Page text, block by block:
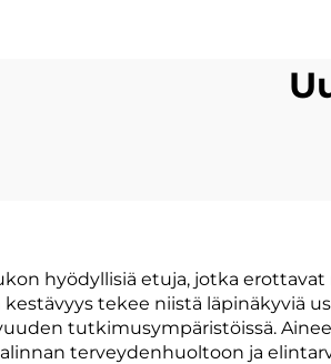
hyödyllisiä etuja, jotka
tekee niistä läpinäkyviä
tutkimusympäristöissä.
terveydenhuoltoon ja